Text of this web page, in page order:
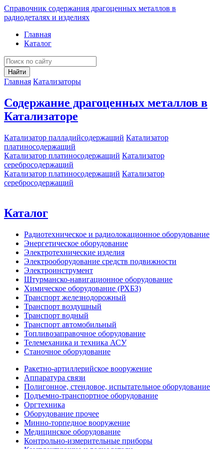
Справочник содержания драгоценных металлов в
радиодеталях и изделиях
Главная
Каталог
Найти
Главная Катализаторы
Содержание драгоценных металлов в
Катализаторе
Катализатор палладийсодержащий Катализатор
платиносодержащий
Катализатор платиносодержащий Катализатор
серебросодержащий
Катализатор платиносодержащий Катализатор
серебросодержащий
Каталог
Радиотехническое и радиолокационное оборудование
Энергетическое оборудование
Электротехнические изделия
Электрооборудование средств подвижности
Электроинструмент
Штурманско-навигационное оборудование
Химическое оборудование (РХБЗ)
Транспорт железнодорожный
Транспорт воздушный
Транспорт водный
Транспорт автомобильный
Топливозаправочное оборудование
Телемеханика и техника АСУ
Станочное оборудование
Ракетно-артиллерийское вооружение
Аппаратура связи
Полигонное, стендовое, испытательное оборудование
Подъемно-транспортное оборудование
Оргтехника
Оборудование прочее
Минно-торпедное вооружение
Медицинское оборудование
Контрольно-измерительные приборы